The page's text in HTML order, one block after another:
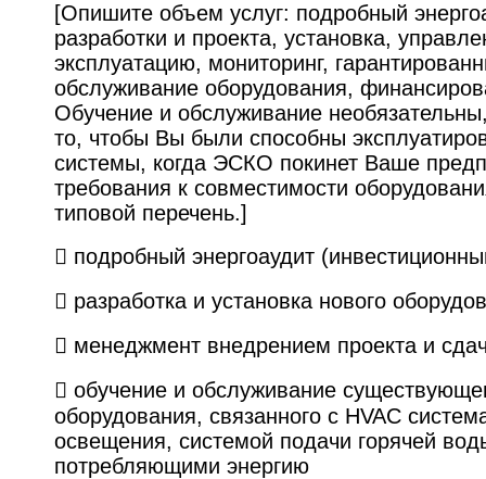
[Опишите объем услуг: подробный
разработки и проекта, установка,
эксплуатацию, мониторинг,
обслуживание оборудования,
Обучение и обслуживание
то, чтобы Вы были способны
системы, когда ЭСКО покинет Ваше
требования к совместимости
типовой перечень.]
 подробный энергоаудит
 разработка и установка нового
 менеджмент внедрением проекта и
 обучение и обслуживание
оборудования, связанного с HVAC
освещения, системой подачи горячей
потребляющими энергию